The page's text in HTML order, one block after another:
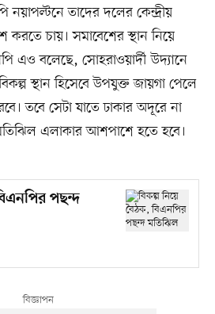
নয়াপল্টনে তাদের দলের কেন্দ্রীয়
করতে চায়। সমাবেশের স্থান নিয়ে
এও বলেছে, সোহরাওয়ার্দী উদ্যানে
স্থান হিসেবে উপযুক্ত জায়গা পেলে
তবে সেটা যাতে ঢাকার অদূরে না
এলাকার আশপাশে হতে হবে।
পছন্দ